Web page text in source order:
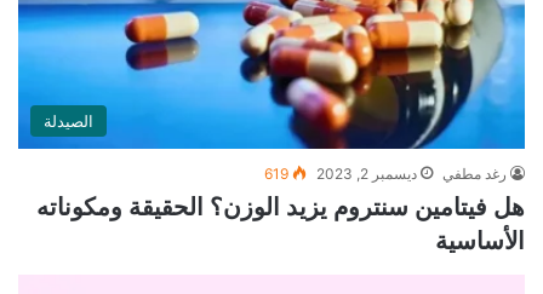
الصيدلة
رغد مطفي ديسمبر 2, 2023 619
هل فيتامين سنتروم يزيد الوزن؟ الحقيقة ومكوناته
الأساسية